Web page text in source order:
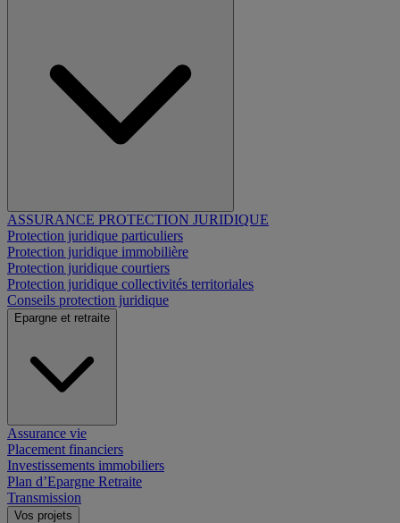
ASSURANCE PROTECTION JURIDIQUE
Protection juridique particuliers
Protection juridique immobilière
Protection juridique courtiers
Protection juridique collectivités territoriales
Conseils protection juridique
Epargne et retraite
Assurance vie
Placement financiers
Investissements immobiliers
Plan d’Epargne Retraite
Transmission
Vos projets